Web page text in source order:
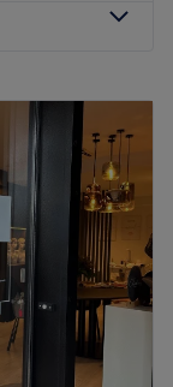
09:00
15:00
Gesloten
17:00
14:30
Gesloten
Gesloten
is
Klanten